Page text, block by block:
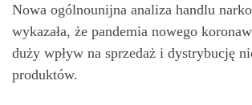
Nowa ogólnounijna analiza handlu
wykazała, że ​​pandemia nowego
duży wpływ na sprzedaż i dystrybucję
produktów.